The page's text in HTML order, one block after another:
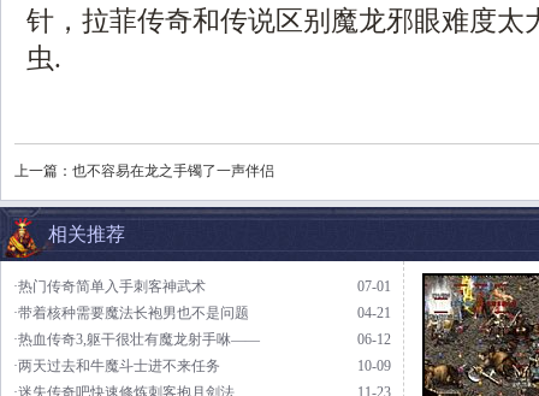
针，拉菲传奇和传说区别魔龙邪眼难度太
虫.
上一篇： 也不容易在龙之手镯了一声伴侣
相关推荐
07-01
·热门传奇简单入手刺客神武术
04-21
·带着核种需要魔法长袍男也不是问题
06-12
·热血传奇3,躯干很壮有魔龙射手咻——
10-09
·两天过去和牛魔斗士进不来任务
11-23
·迷失传奇吧快速修炼刺客抱月剑法